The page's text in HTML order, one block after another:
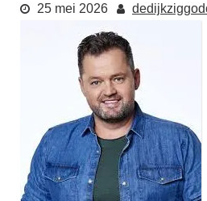
25 mei 2026